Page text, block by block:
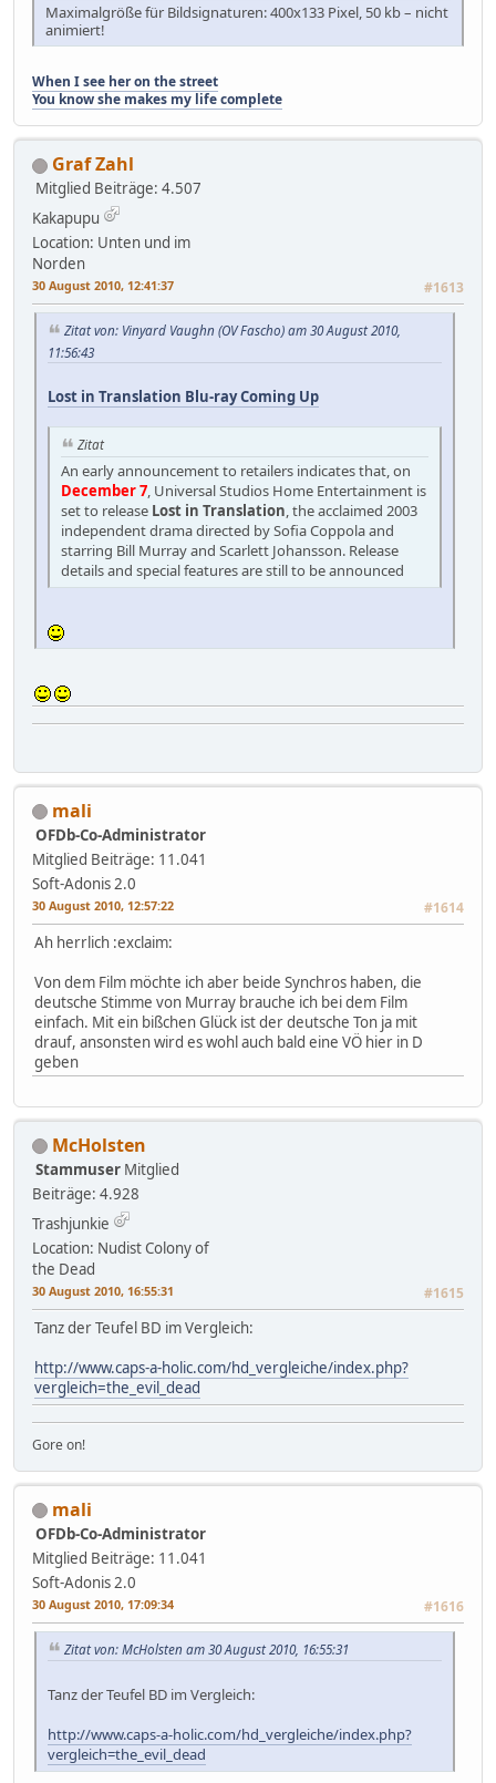
Maximalgröße für Bildsignaturen: 400x133 Pixel, 50 kb – nicht
animiert!
When I see her on the street
You know she makes my life complete
Graf Zahl
Mitglied Beiträge: 4.507
Kakapupu
Location: Unten und im
Norden
30 August 2010, 12:41:37 #1613
Zitat von: Vinyard Vaughn (OV Fascho) am 30 August 2010,
11:56:43
Lost in Translation Blu-ray Coming Up
Zitat
An early announcement to retailers indicates that, on
December 7 , Universal Studios Home Entertainment is
set to release Lost in Translation , the acclaimed 2003
independent drama directed by Sofia Coppola and
starring Bill Murray and Scarlett Johansson. Release
details and special features are still to be announced
mali
OFDb-Co-Administrator
Mitglied Beiträge: 11.041
Soft-Adonis 2.0
30 August 2010, 12:57:22 #1614
Ah herrlich :exclaim:
Von dem Film möchte ich aber beide Synchros haben, die
deutsche Stimme von Murray brauche ich bei dem Film
einfach. Mit ein bißchen Glück ist der deutsche Ton ja mit
drauf, ansonsten wird es wohl auch bald eine VÖ hier in D
geben
McHolsten
Stammuser Mitglied
Beiträge: 4.928
Trashjunkie
Location: Nudist Colony of
the Dead
30 August 2010, 16:55:31 #1615
Tanz der Teufel BD im Vergleich:
http://www.caps-a-holic.com/hd_vergleiche/index.php?
vergleich=the_evil_dead
Gore on!
mali
OFDb-Co-Administrator
Mitglied Beiträge: 11.041
Soft-Adonis 2.0
30 August 2010, 17:09:34 #1616
Zitat von: McHolsten am 30 August 2010, 16:55:31
Tanz der Teufel BD im Vergleich:
http://www.caps-a-holic.com/hd_vergleiche/index.php?
vergleich=the_evil_dead